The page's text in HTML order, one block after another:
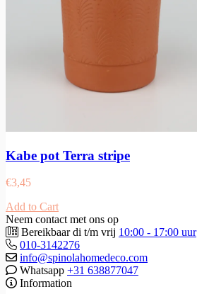
Kabe pot Terra stripe
€3,45
Add to Cart
Neem contact met ons op
Bereikbaar di t/m vrij 10:00 - 17:00 uur
010-3142276
info@spinolahomedeco.com
Whatsapp +31 638877047
Information